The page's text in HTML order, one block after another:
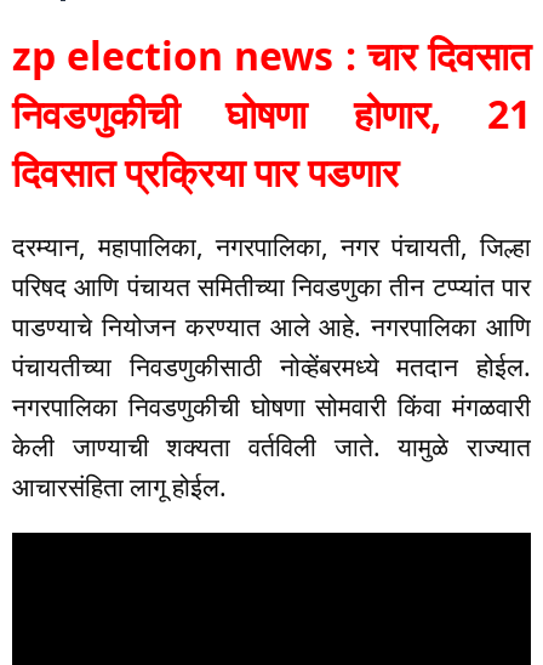
zp election news : चार दिवसात
निवडणुकीची घोषणा होणार, 21
दिवसात प्रक्रिया पार पडणार
दरम्यान, महापालिका, नगरपालिका, नगर पंचायती, जिल्हा
परिषद आणि पंचायत समितीच्या निवडणुका तीन टप्प्यांत पार
पाडण्याचे नियोजन करण्यात आले आहे. नगरपालिका आणि
पंचायतीच्या निवडणुकीसाठी नोव्हेंबरमध्ये मतदान होईल.
नगरपालिका निवडणुकीची घोषणा सोमवारी किंवा मंगळवारी
केली जाण्याची शक्यता वर्तविली जाते. यामुळे राज्यात
आचारसंहिता लागू होईल.